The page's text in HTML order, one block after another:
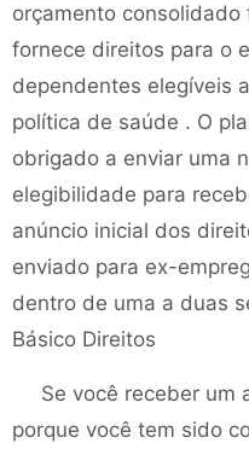
orçamento consolidado
fornece direitos para o
dependentes elegíveis
política de saúde . O
obrigado a enviar uma
elegibilidade para
anúncio inicial dos
enviado para ex-
dentro de uma a duas
Básico Direitos
Se você receber um
porque você tem sido